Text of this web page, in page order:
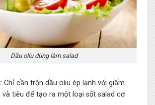
Dầu oliu dùng làm salad
Chỉ cần trộn dầu oliu ép lạnh với giấm
và tiêu để tạo ra một loại sốt salad cơ